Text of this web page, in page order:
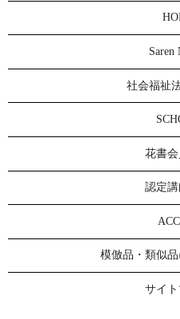
Saren
社会福祉
花書
認定
模倣品・類似
サイ